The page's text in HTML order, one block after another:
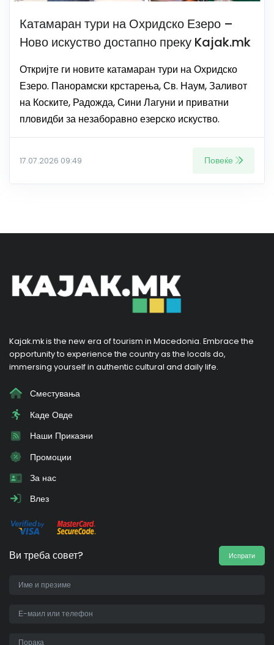
Катамаран тури на Охридско Езеро –
Ново искуство достапно преку Kajak.mk
Откријте ги новите катамаран тури на Охридско
Езеро. Панорамски крстарења, Св. Наум, Заливот
на Коските, Радожда, Сини Лагуни и приватни
пловидби за незаборавно езерско искуство.
17.07.2026 09:49 Повеќе
Kajak.mk is the new era of tourism in Macedonia. Embrace the
opportunity to experience the country as the locals do,
immersing yourself in authentic cultural and daily life.
Сместувања
Каде Овде
Наши Приказни
Промоции
За нас
Влез
Ви треба совет? Испрати